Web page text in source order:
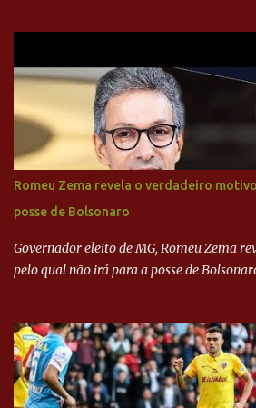
Executiva Nacional do PSDB (Valter
texto também põe fim a um mistério: três
revista que o codinome “santo” que
empreiteira refere-se ao governador de
Alckmin (PSDB) — nenhum deles, no
diretamente com o paulista.
dinheiro da Odebrecht bancou a
mais... A Lava Jato chega ao PSDB |
Romeu Zema revela o verdadeiro
posse de Bolsonaro
Governador eleito de MG, Romeu Zema
pelo qual não irá para a posse de